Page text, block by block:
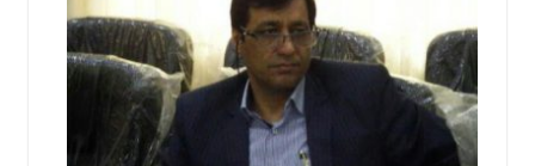
اجتماعی
سیاسی
اقتصادی
ورزشی